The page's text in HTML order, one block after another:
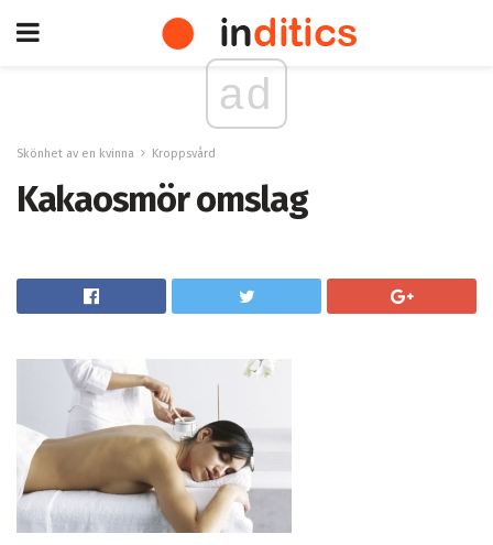
ad
Skönhet av en kvinna Kroppsvård
Kakaosmör omslag